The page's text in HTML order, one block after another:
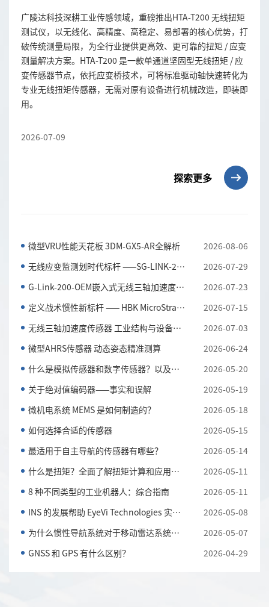
广陵达科技深耕工业传感领域，重磅推出HTA-T200 无线扭矩
测试仪，以无线化、高精度、高稳定、易部署的核心优势，打
破传统测量局限，为全行业提供更高效、更可靠的扭矩 / 应变
测量解决方案。HTA-T200 是一款单通道坚固型无线扭矩 / 应
变传感器节点，依托应变桥技术，可将标准驱动轴快速转化为
专业无线扭矩传感器，无需对原有设备进行机械改造，即装即
用。
2026-07-09
探索更多
微型VRU性能天花板 3DM-GX5-AR全解析
2026-08-06
无线应变监测划时代标杆 ——SG-LINK-200三通道无线应...
2026-07-29
G-Link-200-OEM嵌入式无线三轴加速度传感器 全工况振...
2026-07-23
定义战术惯性新标杆 —— HBK MicroStrain 3DM-CV7-AH...
2026-07-15
无线三轴加速度传感器 工业结构与设备振动监测利器
2026-07-03
微型AHRS传感器 动态姿态精准测算
2026-06-24
什么是模拟传感器和数字传感器？以及它们的主要区别
2026-05-20
关于绝对值编码器——事实和误解
2026-05-19
微机电系统 MEMS 是如何制造的？
2026-05-18
如何选择合适的传感器
2026-05-15
最适用于自主导航的传感器有哪些？
2026-05-14
什么是扭矩？全面了解扭矩计算和应用知识
2026-05-11
8 种不同类型的工业机器人：综合指南
2026-05-11
INS 的发展帮助 EyeVi Technologies 实现可扩展的道路...
2026-05-08
为什么惯性导航系统对于移动雷达系统至关重要
2026-05-07
GNSS 和 GPS 有什么区别？
2026-04-29